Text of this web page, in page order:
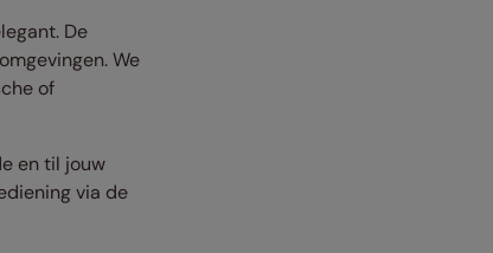
De
We
of
en til jouw
via de